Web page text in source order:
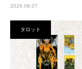
2026.08.07
タロット